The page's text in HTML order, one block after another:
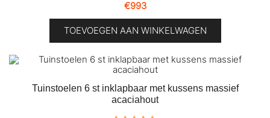
gebaseerd
op
klantbeoordeling
€993
TOEVOEGEN AAN WINKELWAGEN
Tuinstoelen 6 st inklapbaar met kussens massief
acaciahout